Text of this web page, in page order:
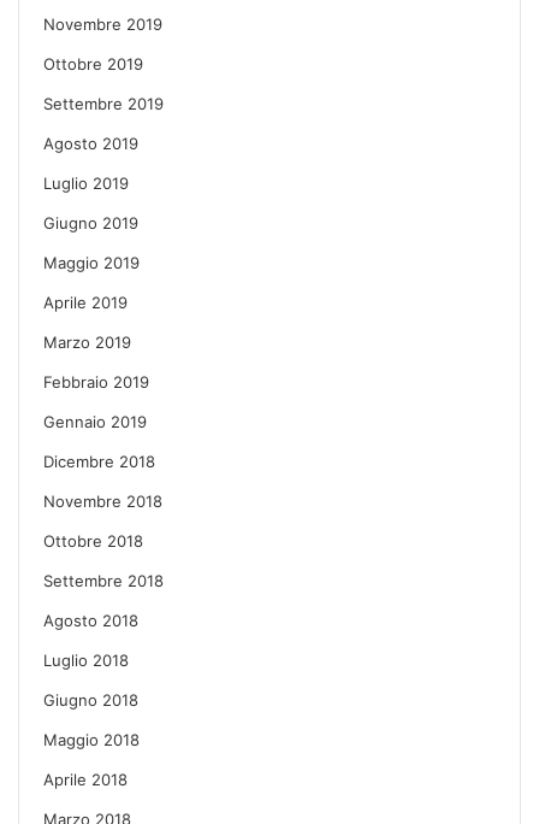
Novembre 2019
Ottobre 2019
Settembre 2019
Agosto 2019
Luglio 2019
Giugno 2019
Maggio 2019
Aprile 2019
Marzo 2019
Febbraio 2019
Gennaio 2019
Dicembre 2018
Novembre 2018
Ottobre 2018
Settembre 2018
Agosto 2018
Luglio 2018
Giugno 2018
Maggio 2018
Aprile 2018
Marzo 2018